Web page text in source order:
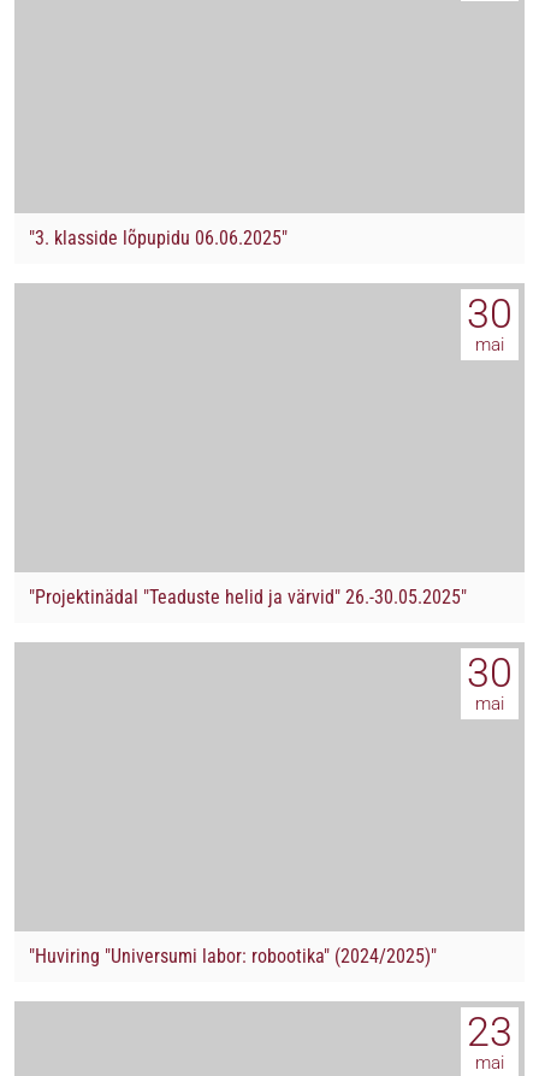
"3. klasside lõpupidu 06.06.2025"
30
mai
"Projektinädal "Teaduste helid ja värvid" 26.-30.05.2025"
30
mai
"Huviring "Universumi labor: robootika" (2024/2025)"
23
mai